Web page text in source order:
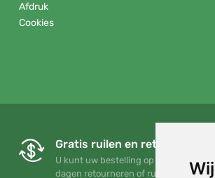
Afdruk
Cookies
Gratis ruilen en retourneren
U kunt uw bestelling op elk gewenst
dagen retourneren of ruilen